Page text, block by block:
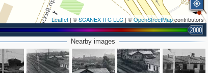
Leaflet | ©SCANEX ITC LLC | ©OpenStreetMapcontributors
2000
Nearby images